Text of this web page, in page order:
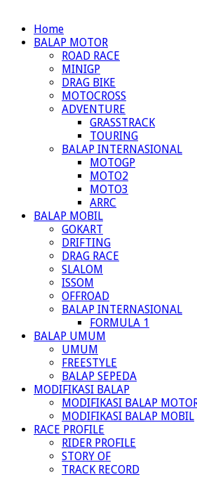
Home
BALAP MOTOR
ROAD RACE
MINIGP
DRAG BIKE
MOTOCROSS
ADVENTURE
GRASSTRACK
TOURING
BALAP INTERNASIONAL
MOTOGP
MOTO2
MOTO3
ARRC
BALAP MOBIL
GOKART
DRIFTING
DRAG RACE
SLALOM
ISSOM
OFFROAD
BALAP INTERNASIONAL
FORMULA 1
BALAP UMUM
UMUM
FREESTYLE
BALAP SEPEDA
MODIFIKASI BALAP
MODIFIKASI BALAP
MODIFIKASI BALAP MOBIL
RACE PROFILE
RIDER PROFILE
STORY OF
TRACK RECORD